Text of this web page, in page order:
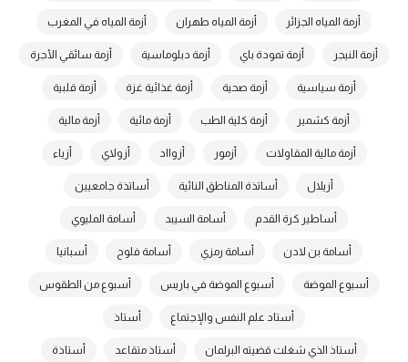
أزمة المياه الجزائر أزمة المياه طهران أزمة المياه في المغرب
أزمة النيجر أزمة تمودة باي أزمة دبلوماسية أزمة سائقي الأجرة
أزمة سياسية أزمة صحية أزمة غذائية غزة أزمة قلبية
أزمة كشمير أزمة كلية الطب أزمة مائية أزمة مالية
أزمة مالية المقاولات أزمور أزوااد أزولاي أزياء
أزيلال أساتذة المناطق النائية أساتذة جامعيين
أساطير كرة القدم أسامة السيبد أسامة المليوي
أسامة بن لادن أسامة رمزي أسامة فلوح أسبانيا
أسبوع الموضة أسبوع الموضة في باريس أسبوع من الطقوس
أستاد علم النفس والإجتماع أستاذ
أستاذ الذي شغلت قضيته البرلمان أستاذ متقاعد أستاذة